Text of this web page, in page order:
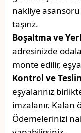
nakliye asansörü
taşırız.
Boşaltma ve
adresinizde
monte edilir,
Kontrol ve
eşyalarınız
imzalanır. Kalan
Ödemelerinizi